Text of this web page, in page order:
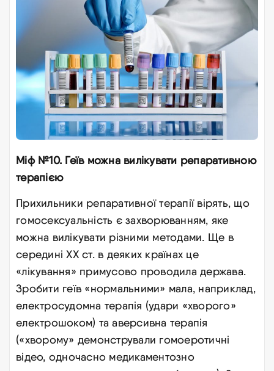
Міф №10. Геїв можна вилікувати репаративною
терапією
Прихильники репаративної терапії вірять, що
гомосексуальність є захворюванням, яке
можна вилікувати різними методами. Ще в
середині ХХ ст. в деяких країнах це
«лікування» примусово проводила держава.
Зробити геїв «нормальними» мала, наприклад,
електросудомна терапія (удари «хворого»
електрошоком) та аверсивна терапія
(«хворому» демонстрували гомоеротичні
відео, одночасно медикаментозно